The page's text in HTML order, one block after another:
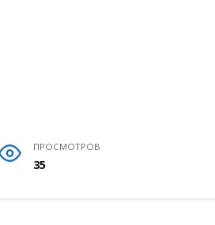
ПРОСМОТРОВ
35